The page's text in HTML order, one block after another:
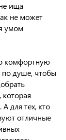
ища
не может
умом
комфортную
по душе, чтобы
для тех, кто
отличные